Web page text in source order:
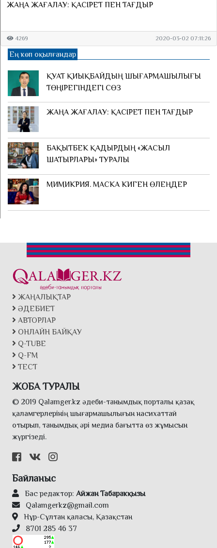
ЖАҢА ЖАҒАЛАУ: ҚАСІРЕТ ПЕН ТАҒДЫР
4269 2020-03-02 07:11:26
Ең көп оқылғандар
ҚУАТ ҚИЫҚБАЙДЫҢ ШЫҒАРМАШЫЛЫҒЫ
ТӨҢІРЕГІНДЕГІ СӨЗ
ЖАҢА ЖАҒАЛАУ: ҚАСІРЕТ ПЕН ТАҒДЫР
БАҚЫТБЕК ҚАДЫРДЫҢ «ЖАСЫЛ
ШАТЫРЛАРЫ» ТУРАЛЫ
МИМИКРИЯ. МАСКА КИГЕН ӨЛЕҢДЕР
ЖАҢАЛЫҚТАР
ӘДЕБИЕТ
АВТОРЛАР
ОНЛАЙН БАЙҚАУ
Q-TUBE
Q-FM
ТЕСТ
ЖОБА ТУРАЛЫ
© 2019 Qalamger.kz әдеби-танымдық порталы қазақ
қаламгерлерінің шығармашылығын насихаттай
отырып, танымдық әрі медиа бағытта өз жұмысын
жүргізеді.
Байланыс
Бас редактор: Айжан Табаракқызы
Qalamgerkz@gmail.com
Нұр-Сұлтан қаласы, Қазақстан
8701 285 46 37